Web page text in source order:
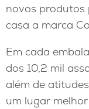
novos produtos
casa a marca
Em cada
dos 10,2 mil
além de
um lugar